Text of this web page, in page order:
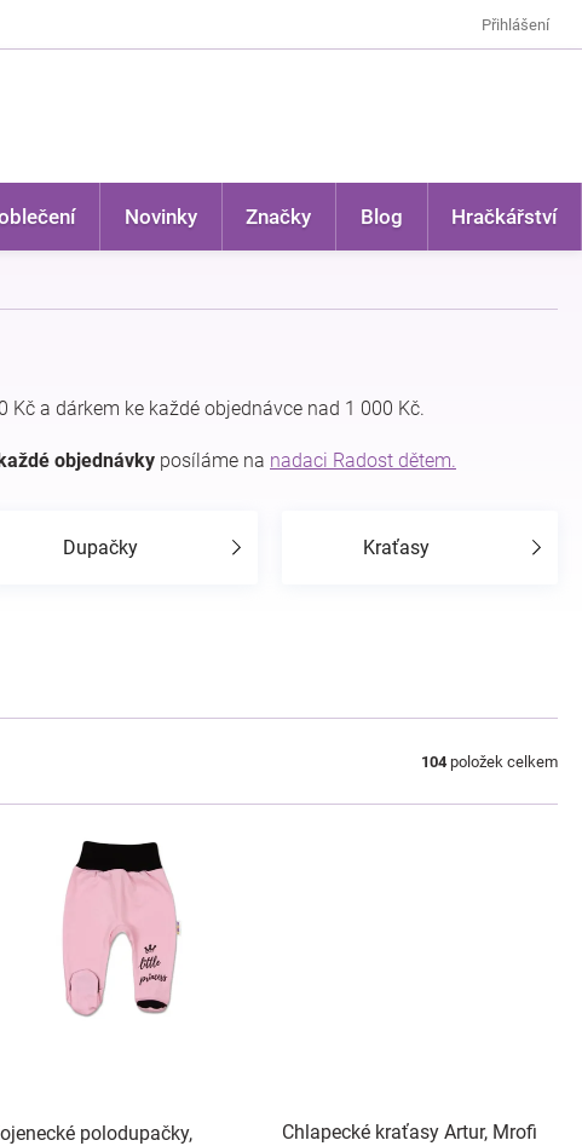
Přihlášení
Novinky Značky Blog Hračkářství
a dárkem ke každé objednávce nad 1 000 Kč.
objednávky posíláme na nadaci Radost dětem.
Dupačky Kraťasy
104položek celkem
polodupačky,
Chlapecké kraťasy Artur, Mrofi